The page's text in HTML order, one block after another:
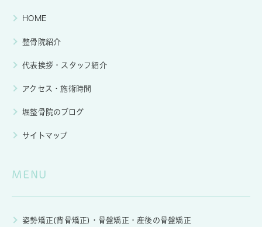
HOME
整骨院紹介
代表挨拶・スタッフ紹介
アクセス・施術時間
堀整骨院のブログ
サイトマップ
MENU
姿勢矯正(背骨矯正)・骨盤矯正・産後の骨盤矯正